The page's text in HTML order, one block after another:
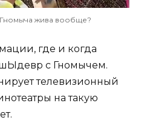
жива вообще?
где и когда
с Гномычем.
телевизионный
на такую